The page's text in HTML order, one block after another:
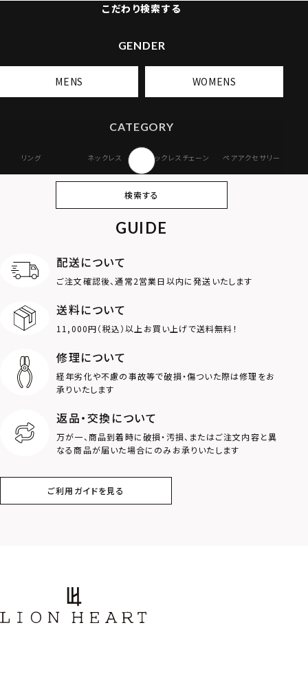
こだわり検索する
GENDER
MENS WOMENS
CATEGORY
リング ネックレス ネックレスチェーン ペアアクセサリー
オンラインストア
ギフトボックス
ダブルリング
ロゴ
クラウン
フラワー
検索する
GUIDE
配送について
ご注文確認後、通常2営業日以内に発送いたします
送料について
11,000円（税込）以上お買い上げで送料無料！
修理について
経年劣化や不慮の事故等で破損・傷ついた際は修理をお
承りいたします
返品・交換について
万が一、商品到着時に破損・汚損、またはご注文内容と異
なる商品が届いた場合にのみお承りいたします
ご利用ガイドを見る